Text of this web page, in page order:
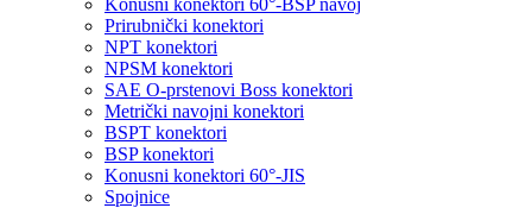
Prirubnički konektori
NPT konektori
NPSM konektori
SAE O-prstenovi Boss konektori
Metrički navojni konektori
BSPT konektori
BSP konektori
Konusni konektori 60°-JIS
Spojnice